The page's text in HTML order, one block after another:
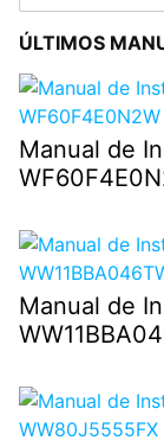
ÚLTIMOS
Manual de
Manual de